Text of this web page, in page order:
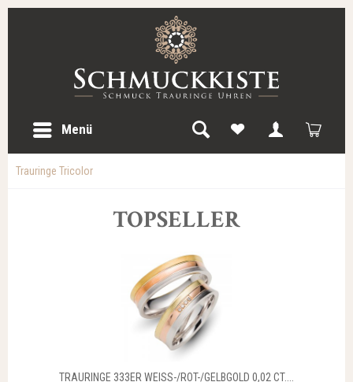
Menü
Trauringe Tricolor
TOPSELLER
TRAURINGE 333ER WEISS-/ROT-/GELBGOLD 0,02 CT....